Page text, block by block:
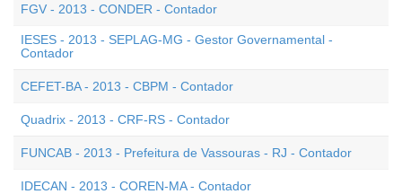
FGV - 2013 - CONDER - Contador
IESES - 2013 - SEPLAG-MG - Gestor Governamental -
Contador
CEFET-BA - 2013 - CBPM - Contador
Quadrix - 2013 - CRF-RS - Contador
FUNCAB - 2013 - Prefeitura de Vassouras - RJ - Contador
IDECAN - 2013 - COREN-MA - Contador